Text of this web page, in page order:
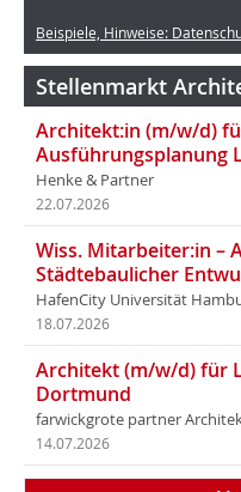
Beispiele, Hinweise:
Stellenmarkt
Architekt:in (m/w/d)
Ausführungsplanung
Henke & Partner
22.07.2026
Wiss. Mitarbeiter:in –
Städtebaulicher
HafenCity Universität
18.07.2026
Architekt (m/w/d) für
Dortmund
farwickgrote partner
14.07.2026